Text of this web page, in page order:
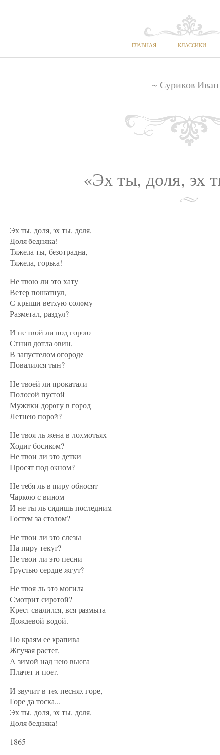
ГЛАВНАЯ КЛАССИКИ
~ Суриков
«Эх ты, доля, эх
Эх ты, доля, эх ты, доля,
Доля бедняка!
Тяжела ты, безотрадна,
Тяжела, горька!
Не твою ли это хату
Ветер пошатнул,
С крыши ветхую солому
Разметал, раздул?
И не твой ли под горою
Сгнил дотла овин,
В запустелом огороде
Повалился тын?
Не твоей ли прокатали
Полосой пустой
Мужики дорогу в город
Летнею порой?
Не твоя ль жена в лохмотьях
Ходит босиком?
Не твои ли это детки
Просят под окном?
Не тебя ль в пиру обносят
Чаркою с вином
И не ты ль сидишь последним
Гостем за столом?
Не твои ли это слезы
На пиру текут?
Не твои ли это песни
Грустью сердце жгут?
Не твоя ль это могила
Смотрит сиротой?
Крест свалился, вся размыта
Дождевой водой.
По краям ее крапива
Жгучая растет,
А зимой над нею вьюга
Плачет и поет.
И звучит в тех песнях горе,
Горе да тоска...
Эх ты, доля, эх ты, доля,
Доля бедняка!
1865